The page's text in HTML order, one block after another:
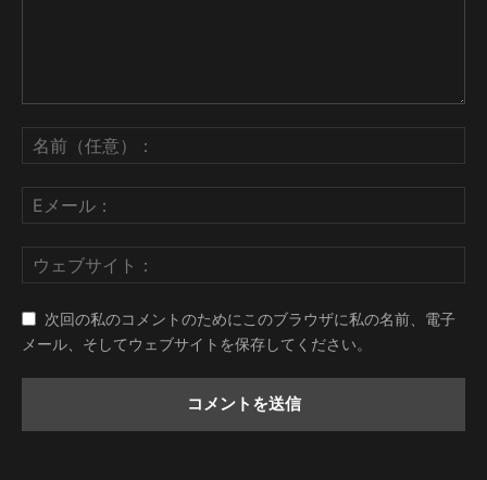
次回の私のコメントのためにこのブラウザに私の名前、電子
メール、そしてウェブサイトを保存してください。